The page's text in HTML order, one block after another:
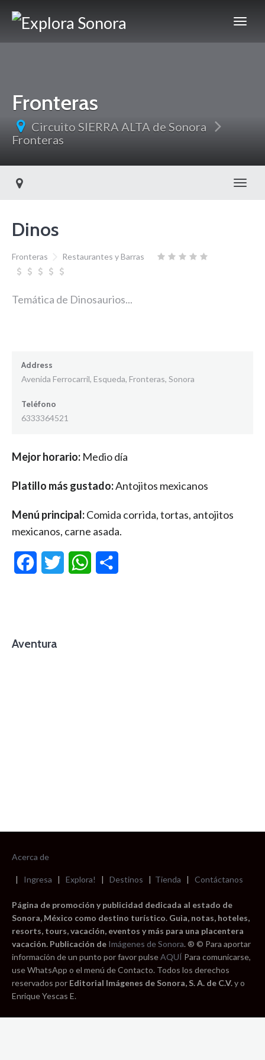
Fronteras
Circuito SIERRA ALTA de Sonora
Fronteras
Dinos
Fronteras Restaurantes y Barras
Temática de Dinosaurios...
Address
Avenida Ferrocarril, Esqueda, Fronteras, Sonora
Teléfono
6333364521
Mejor horario: Medio día
Platillo más gustado:Antojitos mexicanos
Menú principal:Comida corrida, tortas, antojitos
mexicanos, carne asada.
FacebookTwitter WhatsApp
Aventura
Acerca de
| Ingresa | Explora! | Destinos | Tienda | Contáctanos
Página de promoción y publicidad dedicada al estado de
Sonora, México como destino turístico. Guia, notas, hoteles,
resorts, tours, vacación, eventos y más para una placentera
vacación. Publicación de Imágenes de Sonora. ® © Para aportar
información de un punto por favor pulseAQUÍ Para comunicarse,
use WhatsApp o el menú de Contacto. Todos los derechos
reservados por Editorial Imágenes de Sonora, S. A. de C.V.y o
Enrique Yescas E.